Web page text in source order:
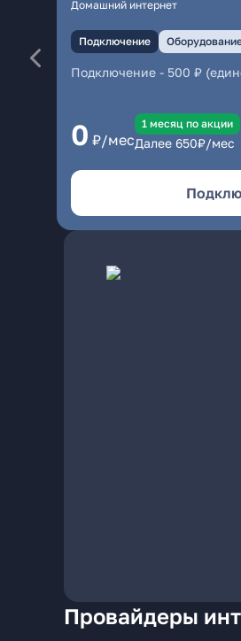
Домашний интернет
Подключение
Подключение - 500 ₽
0 ₽/мес
1 месяц по акции
Далее 650₽/мес
Провайдеры